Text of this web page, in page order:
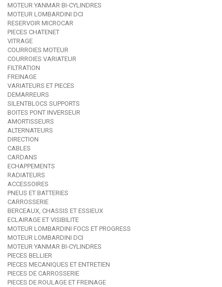
MOTEUR YANMAR BI-CYLINDRES
MOTEUR LOMBARDINI DCI
RESERVOIR MICROCAR
PIECES CHATENET
VITRAGE
COURROIES MOTEUR
COURROIES VARIATEUR
FILTRATION
FREINAGE
VARIATEURS ET PIECES
DEMARREURS
SILENTBLOCS SUPPORTS
BOITES PONT INVERSEUR
AMORTISSEURS
ALTERNATEURS
DIRECTION
CABLES
CARDANS
ECHAPPEMENTS
RADIATEURS
ACCESSOIRES
PNEUS ET BATTERIES
CARROSSERIE
BERCEAUX, CHASSIS ET ESSIEUX
ECLAIRAGE ET VISIBILITE
MOTEUR LOMBARDINI FOCS ET PROGRESS
MOTEUR LOMBARDINI DCI
MOTEUR YANMAR BI-CYLINDRES
PIECES BELLIER
PIECES MECANIQUES ET ENTRETIEN
PIECES DE CARROSSERIE
PIECES DE ROULAGE ET FREINAGE